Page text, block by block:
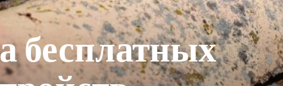
бесплатных